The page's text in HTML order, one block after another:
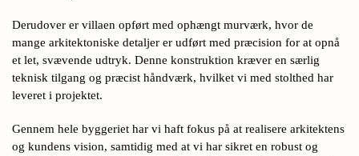
Derudover er villaen opført med ophængt murværk, hvor de
mange arkitektoniske detaljer er udført med præcision for at opnå
et let, svævende udtryk. Denne konstruktion kræver en særlig
teknisk tilgang og præcist håndværk, hvilket vi med stolthed har
leveret i projektet.
Gennem hele byggeriet har vi haft fokus på at realisere arkitektens
og kundens vision, samtidig med at vi har sikret en robust og